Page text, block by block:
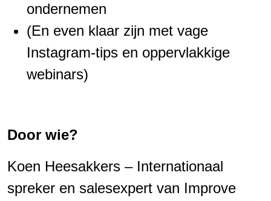
ondernemen
(En even klaar zijn met vage
Instagram-tips en oppervlakkige
webinars)
Door wie?
Koen Heesakkers – Internationaal
spreker en salesexpert van Improve